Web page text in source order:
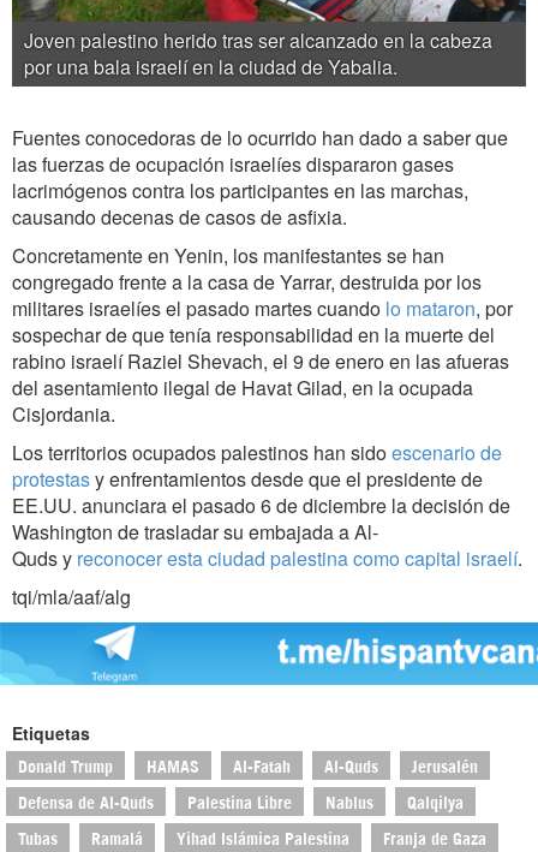
Joven palestino herido tras ser alcanzado en la cabeza
por una bala israelí en la ciudad de Yabalia.
Fuentes conocedoras de lo ocurrido han dado a saber que
las fuerzas de ocupación israelíes dispararon gases
lacrimógenos contra los participantes en las marchas,
causando decenas de casos de asfixia.
Concretamente en Yenin, los manifestantes se han
congregado frente a la casa de Yarrar, destruida por los
militares israelíes el pasado martes cuando lo mataron, por
sospechar de que tenía responsabilidad en la muerte del
rabino israelí Raziel Shevach, el 9 de enero en las afueras
del asentamiento ilegal de Havat Gilad, en la ocupada
Cisjordania.
Los territorios ocupados palestinos han sidoescenario de
protestasy enfrentamientos desde que el presidente de
EE.UU. anunciara el pasado 6 de diciembre la decisión de
Washington de trasladar su embajada a Al-
Quds y reconocer esta ciudad palestina como capital israelí.
tqi/mla/aaf/alg
Etiquetas
Donald Trump HAMAS Al-Fatah Al-Quds Jerusalén
Defensa de Al-Quds Palestina Libre Nablus Qalqilya
Tubas Ramalá Yihad Islámica Palestina Franja de Gaza